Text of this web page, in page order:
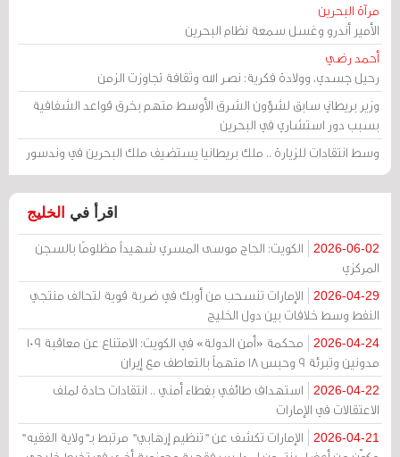
مرآة البحرين
الأمير أندرو وغسل سمعة نظام البحرين
أحمد رضي
رحيل جسدي، وولادة فكرية: نصر الله وثقافة تجاوزت الزمن
وزير بريطاني سابق لشؤون الشرق الأوسط متهم بخرق قواعد الشفافية
بسبب دور استشاري في البحرين
وسط انتقادات للزيارة .. ملك بريطانيا يستضيف ملك البحرين في وندسور
اقرأ في الخليج
2026-06-02
الكويت: الحاج موسى المسري شهيداً مظلومًا بالسجن
المركزي
2026-04-29
الإمارات تنسحب من أوبك في ضربة قوية لتحالف منتجي
النفط وسط خلافات بين دول الخليج
2026-04-24
محكمة «أمن الدولة» في الكويت: الامتناع عن معاقبة 109
مدونين وتبرئة 9 وحبس 18 متهماً بالتعاطف مع إيران
2026-04-22
استهداف طائفي بغطاء أمني .. انتقادات حادة لملف
الاعتقالات في الإمارات
2026-04-21
الإمارات تكشف عن "تنظيم إرهابي" مرتبط بـ"ولاية الفقيه"